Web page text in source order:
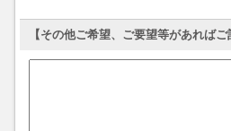
【その他ご希望、ご要望等があればご